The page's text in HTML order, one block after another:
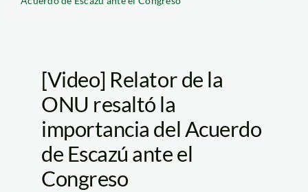
[Video] Relator de la
ONU resaltó la
importancia del Acuerdo
de Escazú ante el
Congreso